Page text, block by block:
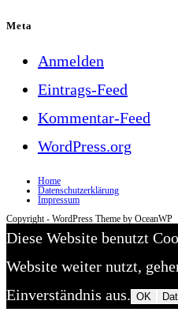
Meta
Anmelden
Eintrags-Feed
Kommentar-Feed
WordPress.org
Home
Datenschutzerklärung
Impressum
Copyright - WordPress Theme by OceanWP
Diese Website benutzt
Website weiter nutzt,
Einverständnis aus. OK